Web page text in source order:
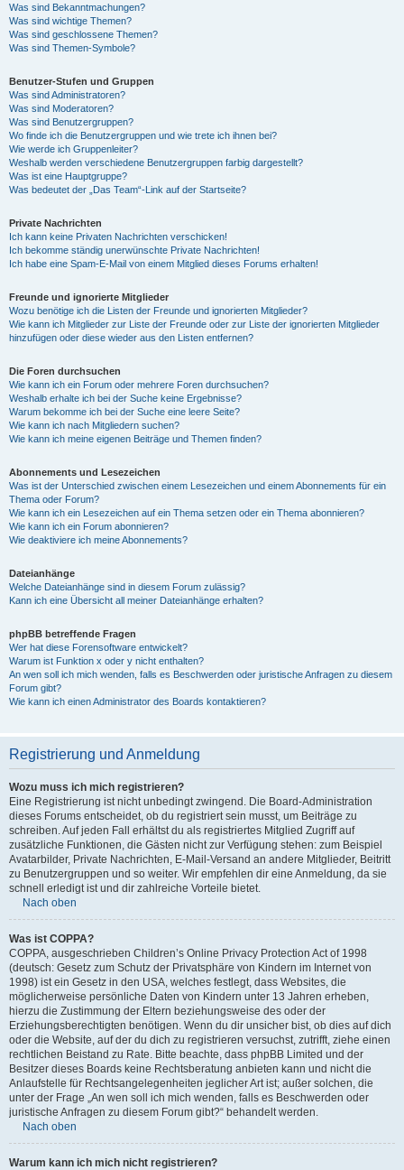
Was sind Bekanntmachungen?
Was sind wichtige Themen?
Was sind geschlossene Themen?
Was sind Themen-Symbole?
Benutzer-Stufen und Gruppen
Was sind Administratoren?
Was sind Moderatoren?
Was sind Benutzergruppen?
Wo finde ich die Benutzergruppen und wie trete ich ihnen bei?
Wie werde ich Gruppenleiter?
Weshalb werden verschiedene Benutzergruppen farbig dargestellt?
Was ist eine Hauptgruppe?
Was bedeutet der „Das Team“-Link auf der Startseite?
Private Nachrichten
Ich kann keine Privaten Nachrichten verschicken!
Ich bekomme ständig unerwünschte Private Nachrichten!
Ich habe eine Spam-E-Mail von einem Mitglied dieses Forums erhalten!
Freunde und ignorierte Mitglieder
Wozu benötige ich die Listen der Freunde und ignorierten Mitglieder?
Wie kann ich Mitglieder zur Liste der Freunde oder zur Liste der ignorierten Mitglieder
hinzufügen oder diese wieder aus den Listen entfernen?
Die Foren durchsuchen
Wie kann ich ein Forum oder mehrere Foren durchsuchen?
Weshalb erhalte ich bei der Suche keine Ergebnisse?
Warum bekomme ich bei der Suche eine leere Seite?
Wie kann ich nach Mitgliedern suchen?
Wie kann ich meine eigenen Beiträge und Themen finden?
Abonnements und Lesezeichen
Was ist der Unterschied zwischen einem Lesezeichen und einem Abonnements für ein
Thema oder Forum?
Wie kann ich ein Lesezeichen auf ein Thema setzen oder ein Thema abonnieren?
Wie kann ich ein Forum abonnieren?
Wie deaktiviere ich meine Abonnements?
Dateianhänge
Welche Dateianhänge sind in diesem Forum zulässig?
Kann ich eine Übersicht all meiner Dateianhänge erhalten?
phpBB betreffende Fragen
Wer hat diese Forensoftware entwickelt?
Warum ist Funktion x oder y nicht enthalten?
An wen soll ich mich wenden, falls es Beschwerden oder juristische Anfragen zu diesem
Forum gibt?
Wie kann ich einen Administrator des Boards kontaktieren?
Registrierung und Anmeldung
Wozu muss ich mich registrieren?
Eine Registrierung ist nicht unbedingt zwingend. Die Board-Administration
dieses Forums entscheidet, ob du registriert sein musst, um Beiträge zu
schreiben. Auf jeden Fall erhältst du als registriertes Mitglied Zugriff auf
zusätzliche Funktionen, die Gästen nicht zur Verfügung stehen: zum Beispiel
Avatarbilder, Private Nachrichten, E-Mail-Versand an andere Mitglieder, Beitritt
zu Benutzergruppen und so weiter. Wir empfehlen dir eine Anmeldung, da sie
schnell erledigt ist und dir zahlreiche Vorteile bietet.
Nach oben
Was ist COPPA?
COPPA, ausgeschrieben Children’s Online Privacy Protection Act of 1998
(deutsch: Gesetz zum Schutz der Privatsphäre von Kindern im Internet von
1998) ist ein Gesetz in den USA, welches festlegt, dass Websites, die
möglicherweise persönliche Daten von Kindern unter 13 Jahren erheben,
hierzu die Zustimmung der Eltern beziehungsweise des oder der
Erziehungsberechtigten benötigen. Wenn du dir unsicher bist, ob dies auf dich
oder die Website, auf der du dich zu registrieren versuchst, zutrifft, ziehe einen
rechtlichen Beistand zu Rate. Bitte beachte, dass phpBB Limited und der
Besitzer dieses Boards keine Rechtsberatung anbieten kann und nicht die
Anlaufstelle für Rechtsangelegenheiten jeglicher Art ist; außer solchen, die
unter der Frage „An wen soll ich mich wenden, falls es Beschwerden oder
juristische Anfragen zu diesem Forum gibt?“ behandelt werden.
Nach oben
Warum kann ich mich nicht registrieren?